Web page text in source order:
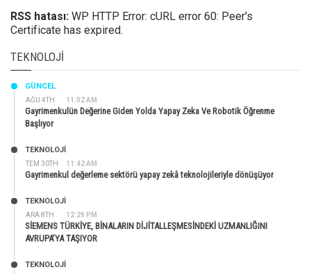
RSS hatası: WP HTTP Error: cURL error 60: Peer's
Certificate has expired.
TEKNOLOJI
AĞU 4TH 11:02 AM
GÜNCEL
Gayrimenkulün Değerine Giden Yolda Yapay Zeka Ve Robotik Öğrenme
Başlıyor
TEM 30TH 11:42 AM
TEKNOLOJİ
Gayrimenkul değerleme sektörü yapay zekâ teknolojileriyle dönüşüyor
ARA 8TH 12:29 PM
TEKNOLOJİ
SİEMENS TÜRKİYE, BİNALARIN DİJİTALLEŞMESİNDEKİ UZMANLIĞINI
AVRUPA’YA TAŞIYOR
TEKNOLOJİ